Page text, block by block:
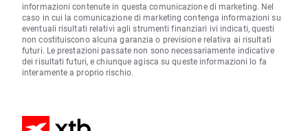
informazioni contenute in questa comunicazione di marketing. Nel
caso in cui la comunicazione di marketing contenga informazioni su
eventuali risultati relativi agli strumenti finanziari ivi indicati, questi
non costituiscono alcuna garanzia o previsione relativa ai risultati
futuri. Le prestazioni passate non sono necessariamente indicative
dei risultati futuri, e chiunque agisca su queste informazioni lo fa
interamente a proprio rischio.